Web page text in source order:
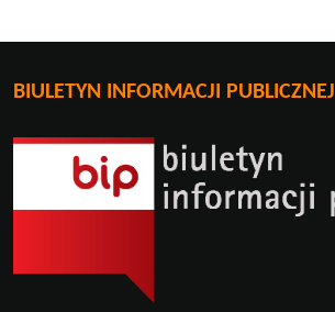
BIULETYN INFORMACJI PUBLICZNEJ